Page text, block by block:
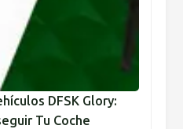
DFSK Glory:
Tu Coche